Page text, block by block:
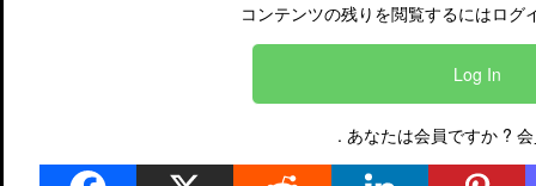
コンテンツの残りを閲覧するにはログ
Log In
. あなたは会員ですか ?